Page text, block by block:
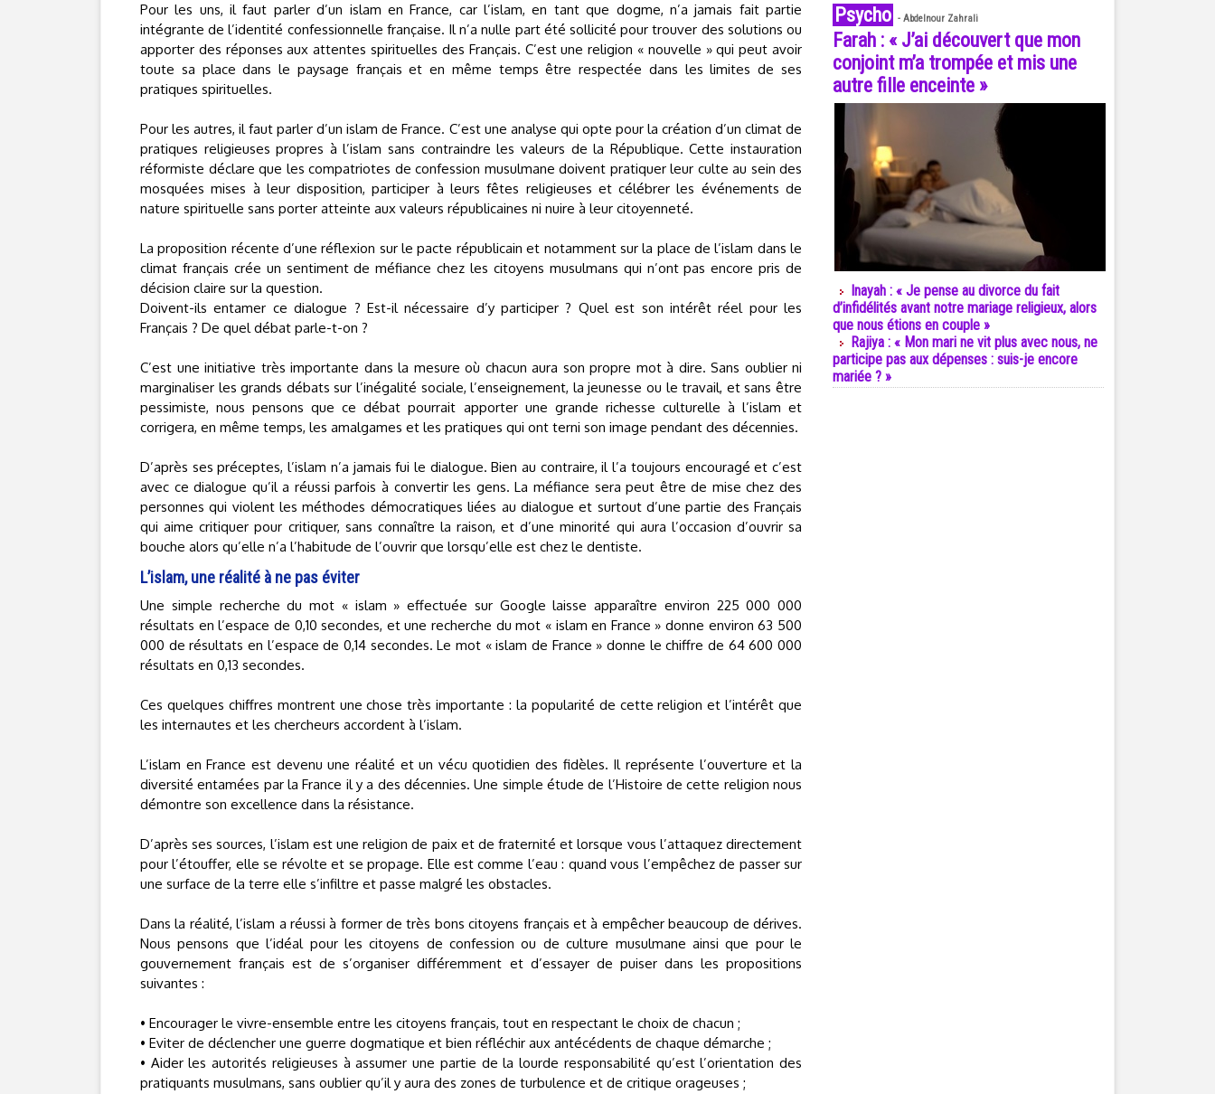
Pour les uns, il faut parler d’un islam en France, car l’islam, en tant que dogme, n’a jamais fait partie
intégrante de l’identité confessionnelle française. Il n’a nulle part été sollicité pour trouver des solutions ou
apporter des réponses aux attentes spirituelles des Français. C’est une religion « nouvelle » qui peut avoir
toute sa place dans le paysage français et en même temps être respectée dans les limites de ses
pratiques spirituelles.
Pour les autres, il faut parler d’un islam de France. C’est une analyse qui opte pour la création d’un climat de
pratiques religieuses propres à l’islam sans contraindre les valeurs de la République. Cette instauration
réformiste déclare que les compatriotes de confession musulmane doivent pratiquer leur culte au sein des
mosquées mises à leur disposition, participer à leurs fêtes religieuses et célébrer les événements de
nature spirituelle sans porter atteinte aux valeurs républicaines ni nuire à leur citoyenneté.
La proposition récente d’une réflexion sur le pacte républicain et notamment sur la place de l’islam dans le
climat français crée un sentiment de méfiance chez les citoyens musulmans qui n’ont pas encore pris de
décision claire sur la question.
Doivent-ils entamer ce dialogue ? Est-il nécessaire d’y participer ? Quel est son intérêt réel pour les
Français ? De quel débat parle-t-on ?
C’est une initiative très importante dans la mesure où chacun aura son propre mot à dire. Sans oublier ni
marginaliser les grands débats sur l’inégalité sociale, l’enseignement, la jeunesse ou le travail, et sans être
pessimiste, nous pensons que ce débat pourrait apporter une grande richesse culturelle à l’islam et
corrigera, en même temps, les amalgames et les pratiques qui ont terni son image pendant des décennies.
D’après ses préceptes, l’islam n’a jamais fui le dialogue. Bien au contraire, il l’a toujours encouragé et c’est
avec ce dialogue qu’il a réussi parfois à convertir les gens. La méfiance sera peut être de mise chez des
personnes qui violent les méthodes démocratiques liées au dialogue et surtout d’une partie des Français
qui aime critiquer pour critiquer, sans connaître la raison, et d’une minorité qui aura l’occasion d’ouvrir sa
bouche alors qu’elle n’a l’habitude de l’ouvrir que lorsqu’elle est chez le dentiste.
L’islam, une réalité à ne pas éviter
Une simple recherche du mot « islam » effectuée sur Google laisse apparaître environ 225 000 000
résultats en l’espace de 0,10 secondes, et une recherche du mot « islam en France » donne environ 63 500
000 de résultats en l’espace de 0,14 secondes. Le mot « islam de France » donne le chiffre de 64 600 000
résultats en 0,13 secondes.
Ces quelques chiffres montrent une chose très importante : la popularité de cette religion et l’intérêt que
les internautes et les chercheurs accordent à l’islam.
L’islam en France est devenu une réalité et un vécu quotidien des fidèles. Il représente l’ouverture et la
diversité entamées par la France il y a des décennies. Une simple étude de l’Histoire de cette religion nous
démontre son excellence dans la résistance.
D’après ses sources, l’islam est une religion de paix et de fraternité et lorsque vous l’attaquez directement
pour l’étouffer, elle se révolte et se propage. Elle est comme l’eau : quand vous l’empêchez de passer sur
une surface de la terre elle s’infiltre et passe malgré les obstacles.
Dans la réalité, l’islam a réussi à former de très bons citoyens français et à empêcher beaucoup de dérives.
Nous pensons que l’idéal pour les citoyens de confession ou de culture musulmane ainsi que pour le
gouvernement français est de s’organiser différemment et d’essayer de puiser dans les propositions
suivantes :
• Encourager le vivre-ensemble entre les citoyens français, tout en respectant le choix de chacun ;
• Eviter de déclencher une guerre dogmatique et bien réfléchir aux antécédents de chaque démarche ;
• Aider les autorités religieuses à assumer une partie de la lourde responsabilité qu’est l’orientation des
pratiquants musulmans, sans oublier qu’il y aura des zones de turbulence et de critique orageuses ;
Psycho - Abdelnour Zahrali
Farah : « J’ai découvert que mon
conjoint m’a trompée et mis une
autre fille enceinte »
Inayah : « Je pense au divorce du fait
d’infidélités avant notre mariage religieux, alors
que nous étions en couple »
Rajiya : « Mon mari ne vit plus avec nous, ne
participe pas aux dépenses : suis-je encore
mariée ? »